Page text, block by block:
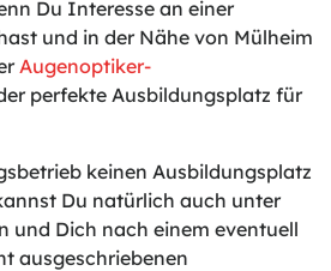
Du Interesse an einer
und in der Nähe von Mülheim
Augenoptiker-
perfekte Ausbildungsplatz für
keinen Ausbildungsplatz
Du natürlich auch unter
und Dich nach einem eventuell
ausgeschriebenen